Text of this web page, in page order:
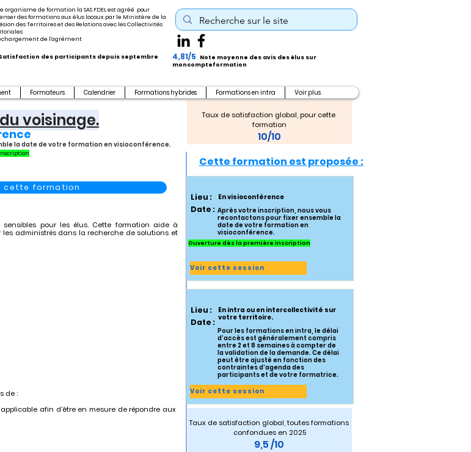
organisme de formation la SAS FDEL est agréé pour
des formations aux élus locaux par le Ministère de la
des Territoires et des Relations avec les Collectivités
de l'agrément
des participants depuis septembre
4,81/5
Note moyenne des avis des élus sur
moncompteformation
Formateurs Calendrier Formations hybrides Formations en intra Voir plus
voisinage.
la date de votre formation en visioconférence.
pour les élus. Cette formation aide à
administrés dans la recherche de solutions et
de :
afin d’être en mesure de répondre aux
cette formation
Cette formation est proposée :
Taux de satisfaction global, pour cette
formation
10/10
En visioconférence
Après votre inscription, nous vous
recontactons pour fixer ensemble la
date de votre formation en
visioconférence.
Lieu :
Date :
Ouverture dès la première inscription
Voir cette session
En intra ou en intercollectivité sur
votre territoire.
Pour les formations en intra, le délai
d’accès est généralement compris
entre 2 et 8 semaines à compter de
la validation de la demande. Ce délai
peut être ajusté en fonction des
contraintes d’agenda des
participants et de votre formatrice.
Lieu :
Date :
Voir cette session
Taux de satisfaction global, toutes formations
confondues en 2025
9,5 /10